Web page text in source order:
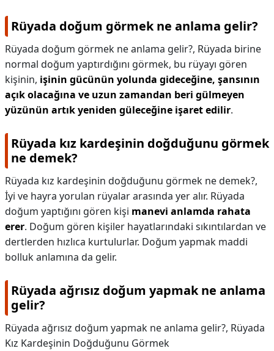
Rüyada doğum görmek ne anlama gelir?
Rüyada doğum görmek ne anlama gelir?, Rüyada birine
normal doğum yaptırdığını görmek, bu rüyayı gören
kişinin, işinin gücünün yolunda gideceğine, şansının
açık olacağına ve uzun zamandan beri gülmeyen
yüzünün artık yeniden güleceğine işaret edilir.
Rüyada kız kardeşinin doğduğunu görmek
ne demek?
Rüyada kız kardeşinin doğduğunu görmek ne demek?,
İyi ve hayra yorulan rüyalar arasında yer alır. Rüyada
doğum yaptığını gören kişi manevi anlamda rahata
erer. Doğum gören kişiler hayatlarındaki sıkıntılardan ve
dertlerden hızlıca kurtulurlar. Doğum yapmak maddi
bolluk anlamına da gelir.
Rüyada ağrısız doğum yapmak ne anlama
gelir?
Rüyada ağrısız doğum yapmak ne anlama gelir?, Rüyada
Kız Kardeşinin Doğduğunu Görmek